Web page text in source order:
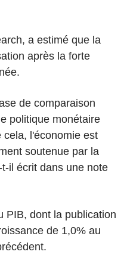
a estimé que la
après la forte
de comparaison
politique monétaire
l'économie est
soutenue par la
il écrit dans une note
PIB, dont la publication
de 1,0% au